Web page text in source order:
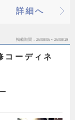
詳細へ
掲載期間 26/08/06～26/08/19
コーディネ